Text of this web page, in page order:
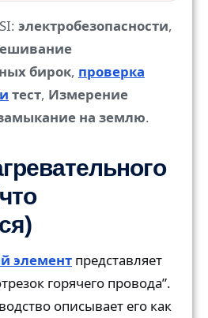
электробезопасности,
бирок, проверка
тест, Измерение
на землю.
элемент представляет
горячего провода”.
описывает его как